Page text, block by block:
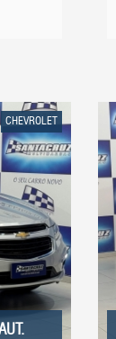
CHEVROLET